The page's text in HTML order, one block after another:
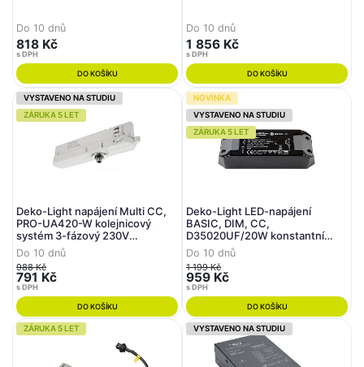
Do 10 dnů
818 Kč
s DPH
DO KOŠÍKU
Do 10 dnů
1 856 Kč
s DPH
DO KOŠÍKU
VYSTAVENO NA STUDIU
ZÁRUKA 5 LET
Deko-Light napájení Multi CC,
PRO-UA420-W kolejnicový
systém 3-fázový 230V
konstantní proud
250/350/450/500 mA IP20 25-
42V DC 6,30-21,00 W
Do 10 dnů
988 Kč
791 Kč
s DPH
DO KOŠÍKU
NOVINKA
VYSTAVENO NA STUDIU
ZÁRUKA 5 LET
Deko-Light LED-napájení
BASIC, DIM, CC,
D35020UF/20W konstantní
proud 350 mA IP20 stmívatelné
28-57V DC 9,80-20,00 W
Do 10 dnů
1 199 Kč
959 Kč
s DPH
DO KOŠÍKU
ZÁRUKA 5 LET VYSTAVENO NA STUDIU